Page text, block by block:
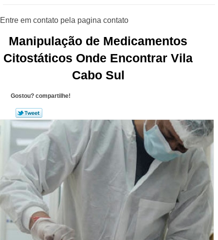
Manipulação de Medicamentos
Citostáticos Onde Encontrar Vila
Cabo Sul
Gostou? compartilhe!